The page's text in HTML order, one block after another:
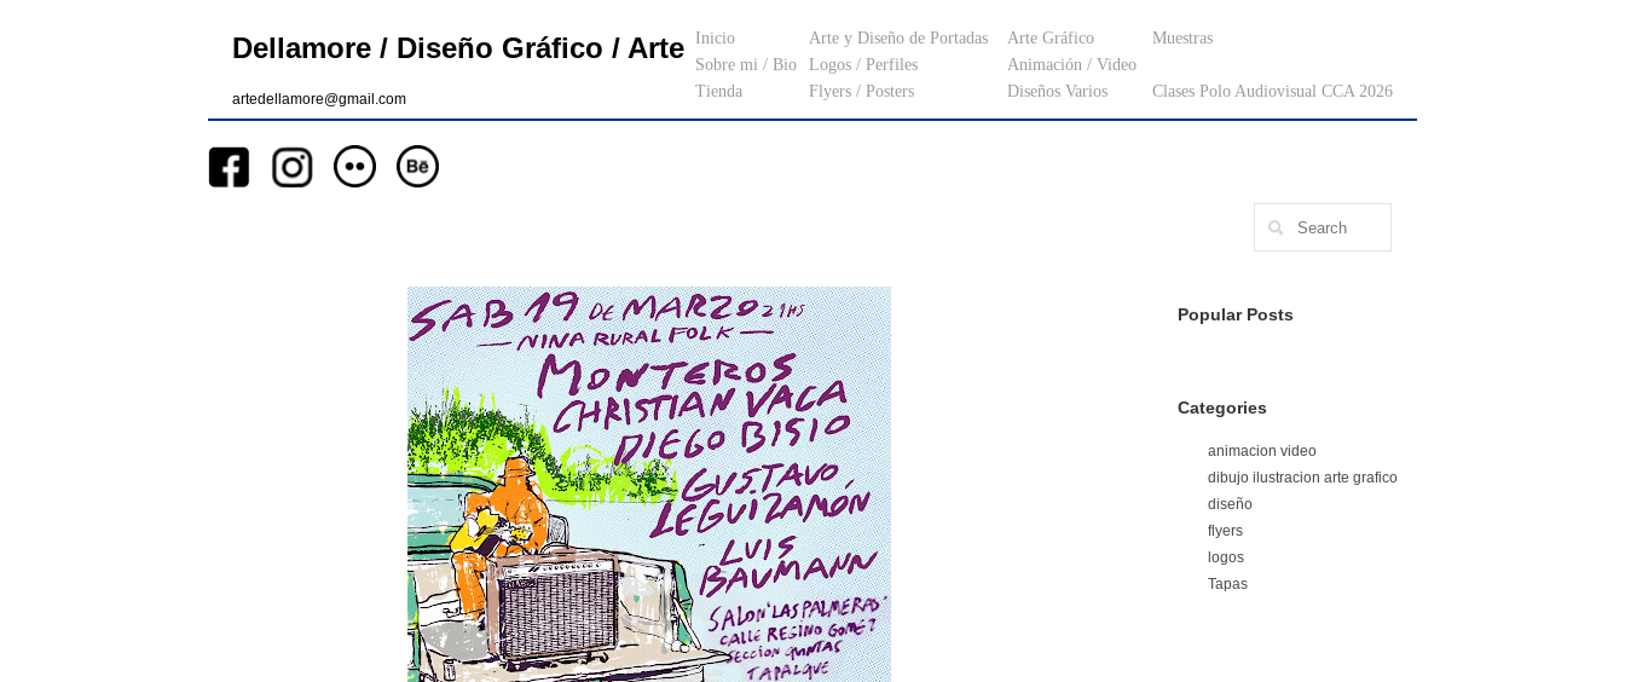
Dellamore / Diseño Gráfico / Arte
artedellamore@gmail.com
Inicio Arte y Diseño de Portadas Arte Gráfico
Muestras
Sobre mi / Bio
Logos / Perfiles
Animación / Video
Tienda
Flyers / Posters Diseños Varios Clases Polo Audiovisual CCA 2026
Popular Posts
Categories
animacion video
dibujo ilustracion arte grafico
diseño
flyers
logos
Tapas